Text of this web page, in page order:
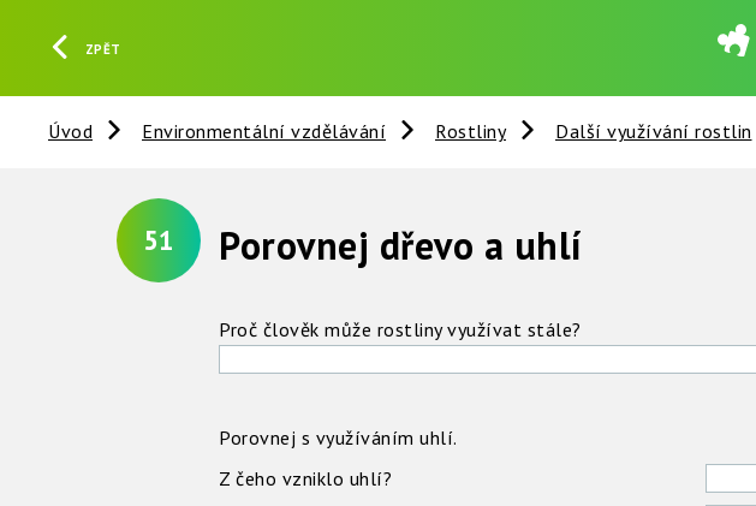
ZPĚT
Úvod Environmentální vzdělávání Rostliny Další využívání rostlin
51 Porovnej dřevo a uhlí
Proč člověk může rostliny využívat stále?
Porovnej s využíváním uhlí.
Z čeho vzniklo uhlí?